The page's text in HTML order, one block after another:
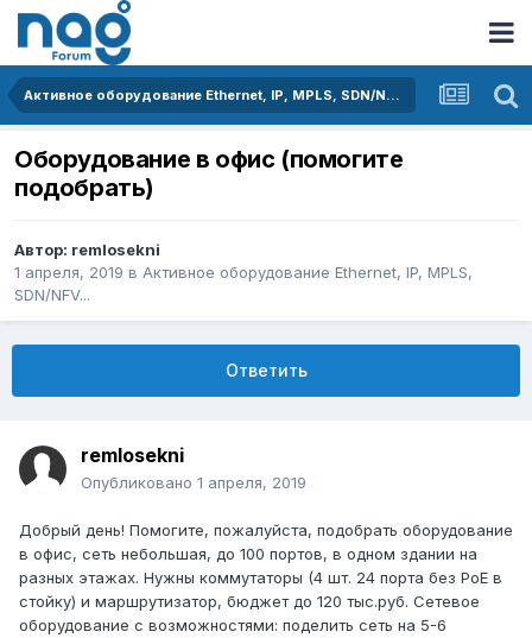
Активное оборудование Ethernet, IP, MPLS, SDN/NFV...
Оборудование в офис (помогите
подобрать)
Автор: remlosekni
1 апреля, 2019 в Активное оборудование Ethernet, IP, MPLS,
SDN/NFV...
Ответить
remlosekni
Опубликовано 1 апреля, 2019
Добрый день! Помогите, пожалуйста, подобрать оборудование
в офис, сеть небольшая, до 100 портов, в одном здании на
разных этажах. Нужны коммутаторы (4 шт. 24 порта без PoE в
стойку) и маршрутизатор, бюджет до 120 тыс.руб. Сетевое
оборудование с возможностями: поделить сеть на 5-6